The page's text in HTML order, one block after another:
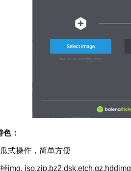
：
操作，简单方便